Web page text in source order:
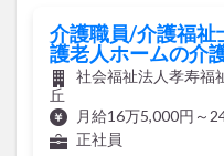
介護職員/介護福
護老人ホームの介
社会福祉法人孝寿福
丘
月給16万5,000円～
正社員